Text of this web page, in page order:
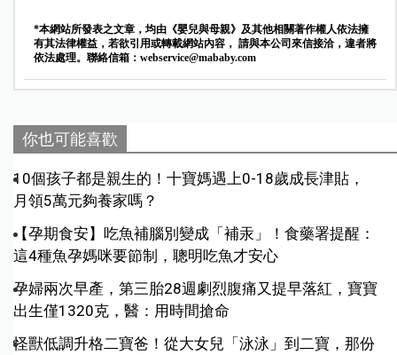
*本網站所發表之文章，均由《嬰兒與母親》及其他相關著作權人依法擁
有其法律權益，若欲引用或轉載網站內容， 請與本公司來信接洽，違者將
依法處理。聯絡信箱： webservice@mababy.com
你也可能喜歡
10個孩子都是親生的！十寶媽遇上0-18歲成長津貼，
月領5萬元夠養家嗎？
【孕期食安】吃魚補腦別變成「補汞」！食藥署提醒：
這4種魚孕媽咪要節制，聰明吃魚才安心
孕婦兩次早產，第三胎28週劇烈腹痛又提早落紅，寶寶
出生僅1320克，醫：用時間搶命
怪獸低調升格二寶爸！從大女兒「泳泳」到二寶，那份